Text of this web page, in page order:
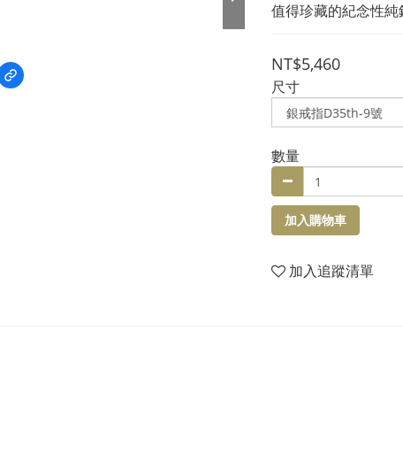
值得珍藏的紀念性純
NT$5,460
尺寸
數量
加入購物車
加入追蹤清單